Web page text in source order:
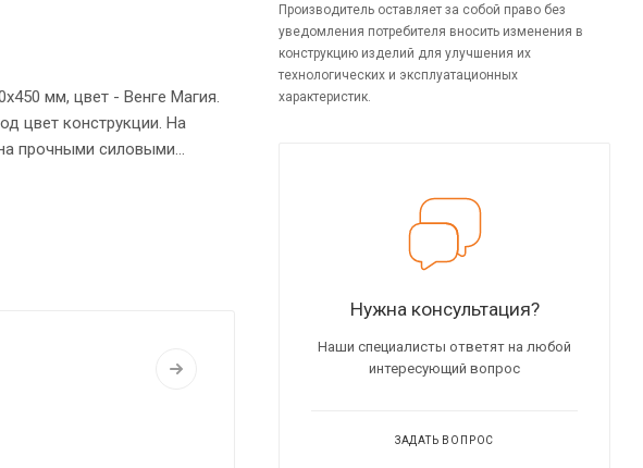
мм, цвет - Венге Магия.
цвет конструкции. На
прочными силовыми
Производитель оставляет за собой право без
уведомления потребителя вносить изменения в
конструкцию изделий для улучшения их
технологических и эксплуатационных
характеристик.
Нужна консультация?
Наши специалисты ответят на любой
интересующий вопрос
ЗАДАТЬ ВОПРОС